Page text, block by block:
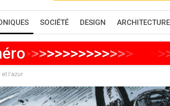
SOCIÉTÉ DESIGN ARCHITECTURE
>>>>>>>>>>>>>> >>
l’azur